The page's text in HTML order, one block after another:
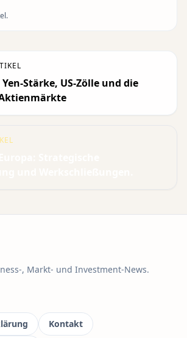
Stärke, US-Zölle und die
, Markt- und Investment-News.
Kontakt